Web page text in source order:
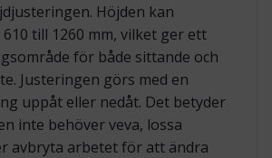
Höjden kan
till 1260 mm, vilket ger ett
för både sittande och
Justeringen görs med en
uppåt eller nedåt. Det betyder
inte behöver veva, lossa
avbryta arbetet för att ändra